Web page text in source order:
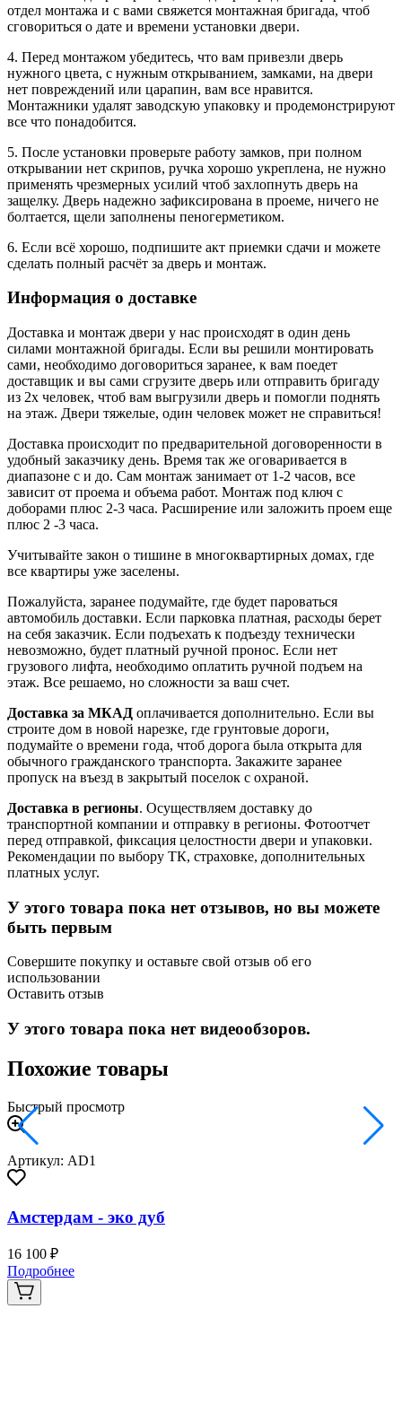
отдел монтажа и с вами свяжется монтажная бригада, чтоб
сговориться о дате и времени установки двери.
4. Перед монтажом убедитесь, что вам привезли дверь
нужного цвета, с нужным открыванием, замками, на двери
нет повреждений или царапин, вам все нравится.
Монтажники удалят заводскую упаковку и продемонстрируют
все что понадобится.
5. После установки проверьте работу замков, при полном
открывании нет скрипов, ручка хорошо укреплена, не нужно
применять чрезмерных усилий чтоб захлопнуть дверь на
защелку. Дверь надежно зафиксирована в проеме, ничего не
болтается, щели заполнены пеногерметиком.
6. Если всё хорошо, подпишите акт приемки сдачи и можете
сделать полный расчёт за дверь и монтаж.
Информация о доставке
Доставка и монтаж двери у нас происходят в один день
силами монтажной бригады. Если вы решили монтировать
сами, необходимо договориться заранее, к вам поедет
доставщик и вы сами сгрузите дверь или отправить бригаду
из 2х человек, чтоб вам выгрузили дверь и помогли поднять
на этаж. Двери тяжелые, один человек может не справиться!
Доставка происходит по предварительной договоренности в
удобный заказчику день. Время так же оговаривается в
диапазоне с и до. Сам монтаж занимает от 1-2 часов, все
зависит от проема и объема работ. Монтаж под ключ с
доборами плюс 2-3 часа. Расширение или заложить проем еще
плюс 2 -3 часа.
Учитывайте закон о тишине в многоквартирных домах, где
все квартиры уже заселены.
Пожалуйста, заранее подумайте, где будет пароваться
автомобиль доставки. Если парковка платная, расходы берет
на себя заказчик. Если подъехать к подъезду технически
невозможно, будет платный ручной пронос. Если нет
грузового лифта, необходимо оплатить ручной подъем на
этаж. Все решаемо, но сложности за ваш счет.
Доставка за МКАД оплачивается дополнительно. Если вы
строите дом в новой нарезке, где грунтовые дороги,
подумайте о времени года, чтоб дорога была открыта для
обычного гражданского транспорта. Закажите заранее
пропуск на въезд в закрытый поселок с охраной.
Доставка в регионы. Осуществляем доставку до
транспортной компании и отправку в регионы. Фотоотчет
перед отправкой, фиксация целостности двери и упаковки.
Рекомендации по выбору ТК, страховке, дополнительных
платных услуг.
У этого товара пока нет отзывов, но вы можете
быть первым
Совершите покупку и оставьте свой отзыв об его
использовании
Оставить отзыв
У этого товара пока нет видеообзоров.
Похожие товары
Быстрый просмотр
Артикул: AD1
Амстердам - эко дуб
16 100 ₽
Подробнее